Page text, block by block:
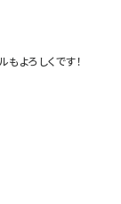
よろしくです！